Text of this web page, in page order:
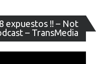
expuestos !! – Not
– TransMedia
de